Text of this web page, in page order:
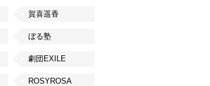
賀喜遥香
ぼる塾
劇団EXILE
ROSYROSA